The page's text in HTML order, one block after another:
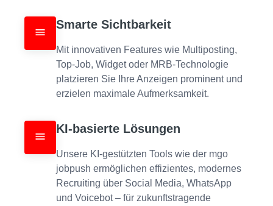
Smarte Sichtbarkeit
Mit innovativen Features wie Multiposting,
Top-Job, Widget oder MRB-Technologie
platzieren Sie Ihre Anzeigen prominent und
erzielen maximale Aufmerksamkeit.
KI-basierte Lösungen
Unsere KI-gestützten Tools wie der mgo
jobpush ermöglichen effizientes, modernes
Recruiting über Social Media, WhatsApp
und Voicebot – für zukunftstragende